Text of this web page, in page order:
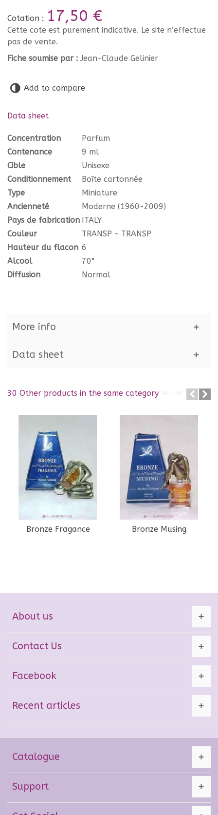
Cotation : 17,50 €
Cette cote est purement indicative. Le site n’effectue
pas de vente.
Fiche soumise par : Jean-Claude Gelinier
Add to compare
Data sheet
Concentration
Parfum
Contenance
9 ml
Cible
Unisexe
Conditionnement
Boîte cartonnée
Type
Miniature
Ancienneté
Moderne (1960-2009)
Pays de fabrication ITALY
Couleur
TRANSP - TRANSP
Hauteur du flacon 6
Alcool
70°
Diffusion
Normal
More info
Data sheet
30 Other products in the same category
Bronze Fragance Bronze Musing
About us
Contact Us
Facebook
Recent articles
Catalogue
Support